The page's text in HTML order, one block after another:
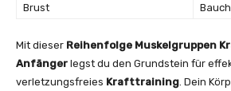
Brust
Bauch
Mit dieser Reihenfolge Muskelgruppen
Anfänger legst du den Grundstein für
verletzungsfreies Krafttraining . Dein